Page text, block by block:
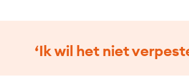
‘Ik wil het niet